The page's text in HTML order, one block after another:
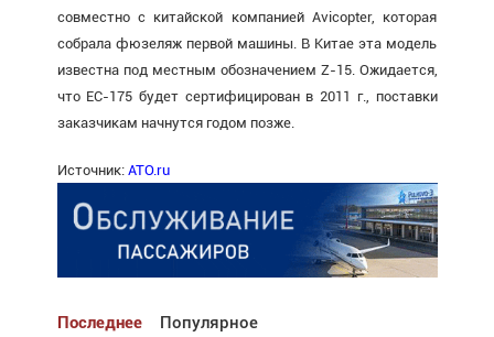
совместно с китайской компанией Avicopter, которая
собрала фюзеляж первой машины. В Китае эта модель
известна под местным обозначением Z-15. Ожидается,
что EC-175 будет сертифицирован в 2011 г., поставки
заказчикам начнутся годом позже.
Источник: ATO.ru
Последнее Популярное